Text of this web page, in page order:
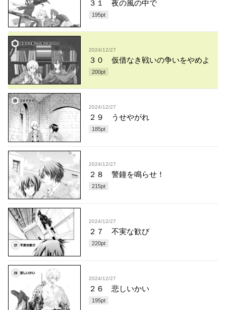
３１ 夜の風の中で
195pt
2024/12/27
３０ 仮借なき戦いの争いをやめよ
200pt
2024/12/27
２９ うせやがれ
185pt
2024/12/27
２８ 警鐘を鳴らせ！
215pt
2024/12/27
２７ 不実な歓び
220pt
2024/12/27
２６ 悲しいかい
195pt